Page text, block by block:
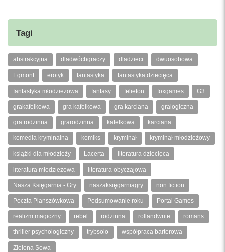
Tagi
abstrakcyjna dladwóchgraczy dladzieci dwuosobowa
Egmont erotyk fantastyka fantastyka dziecięca
fantastyka młodzieżowa fantasy felieton foxgames G3
grakafelkowa gra kafelkowa gra karciana gralogiczna
gra rodzinna grarodzinna kafelkowa karciana
komedia kryminalna komiks kryminał kryminał młodzieżowy
książki dla młodzieży Lacerta literatura dziecięca
literatura młodzieżowa literatura obyczajowa
Nasza Księgarnia - Gry naszaksięgarniagry non fiction
Poczta Planszówkowa Podsumowanie roku Portal Games
realizm magiczny rebel rodzinna rollandwrite romans
thriller psychologiczny trybsolo współpraca barterowa
Zielona Sowa